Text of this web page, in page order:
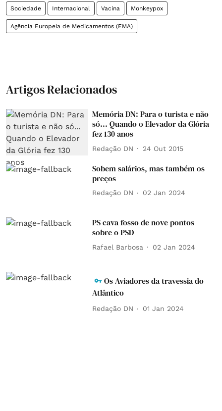
Sociedade Internacional Vacina Monkeypox
Agência Europeia de Medicamentos (EMA)
Artigos Relacionados
Memória DN: Para o turista e não
só... Quando o Elevador da Glória
fez 130 anos
Redação DN 24 Out 2015
Sobem salários, mas também os
preços
Redação DN 02 Jan 2024
PS cava fosso de nove pontos
sobre o PSD
Rafael Barbosa 02 Jan 2024
Os Aviadores da travessia do
Atlântico
Redação DN 01 Jan 2024